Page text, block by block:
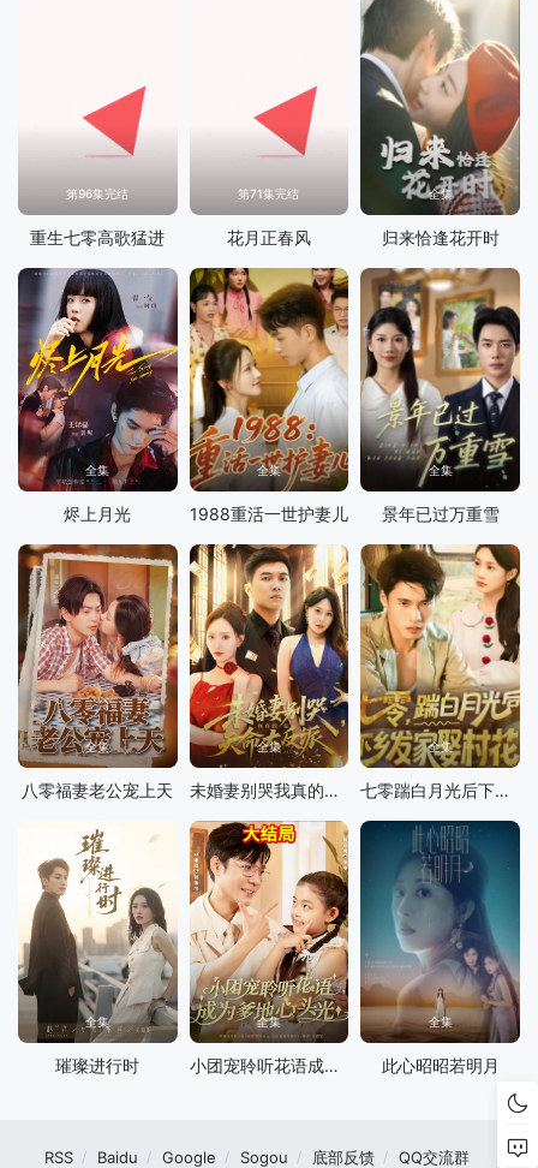
第96集完结
重生七零高歌猛进
第71集完结
花月正春风
全集
归来恰逢花开时
全集
烬上月光
全集
1988重活一世护妻儿
全集
景年已过万重雪
全集
八零福妻老公宠上天
全集
未婚妻别哭我真的是天命大反派
全集
七零踹白月光后下乡发家娶村花
全集
璀璨进行时
全集
小团宠聆听花语成为爹地心头光
全集
此心昭昭若明月
RSS Baidu Google Sogou 底部反馈 QQ交流群